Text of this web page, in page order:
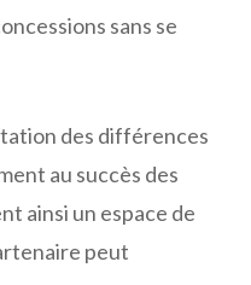
sans se
des différences
au succès des
ainsi un espace de
peut